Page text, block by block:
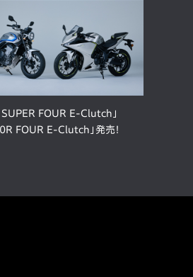
SUPER FOUR E-Clutch」
FOUR E-Clutch」発売！